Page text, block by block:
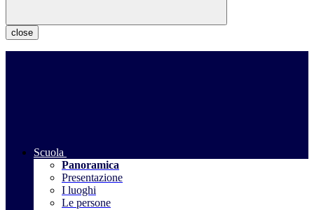
close
Scuola
Panoramica
Presentazione
I luoghi
Le persone